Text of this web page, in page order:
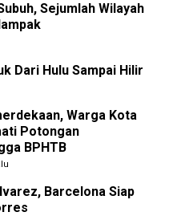
Sejumlah Wilayah
Dari Hulu Sampai Hilir
Warga Kota
Potongan
BPHTB
Barcelona Siap